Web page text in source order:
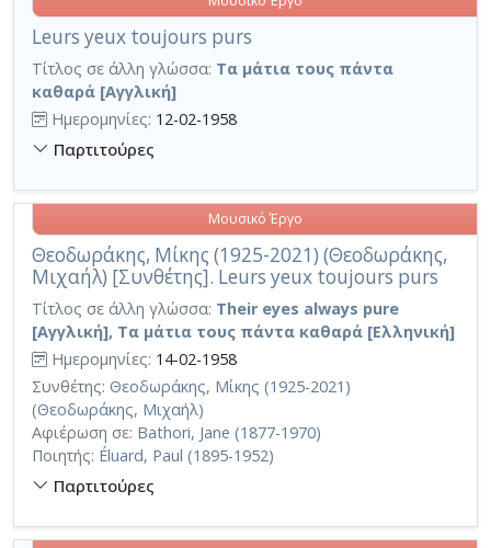
Leurs yeux toujours purs
Τίτλος σε άλλη γλώσσα: Τα μάτια τους πάντα
καθαρά [Αγγλική]
Ημερομηνίες: 12-02-1958
Παρτιτούρες
Θεοδωράκης, Μίκης (1925-2021) (Θεοδωράκης,
Μιχαήλ) [Συνθέτης]. Leurs yeux toujours purs
Μουσικό Έργο
Τίτλος σε άλλη γλώσσα: Their eyes always pure
[Αγγλική], Τα μάτια τους πάντα καθαρά [Ελληνική]
Ημερομηνίες: 14-02-1958
Συνθέτης: Θεοδωράκης, Μίκης (1925-2021)
(Θεοδωράκης, Μιχαήλ)
Αφιέρωση σε: Bathori, Jane (1877-1970)
Ποιητής: Éluard, Paul (1895-1952)
Παρτιτούρες